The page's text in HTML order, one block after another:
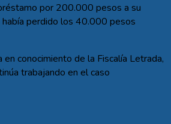
por 200.000 pesos a su
perdido los 40.000 pesos
conocimiento de la Fiscalía Letrada,
trabajando en el caso